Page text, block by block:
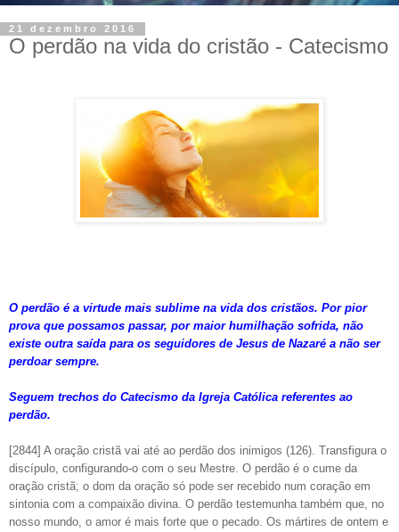
21 dezembro 2016
O perdão na vida do cristão - Catecismo
O perdão é a virtude mais sublime na vida dos cristãos. Por pior
prova que possamos passar, por maior humilhação sofrida, não
existe outra saída para os seguidores de Jesus de Nazaré a não ser
perdoar sempre.
Seguem trechos do Catecismo da Igreja Católica referentes ao
perdão.
[2844] A oração cristã vai até ao perdão dos inimigos (126). Transfigura o
discípulo, configurando-o com o seu Mestre. O perdão é o cume da
oração cristã; o dom da oração só pode ser recebido num coração em
sintonia com a compaixão divina. O perdão testemunha também que, no
nosso mundo, o amor é mais forte que o pecado. Os mártires de ontem e